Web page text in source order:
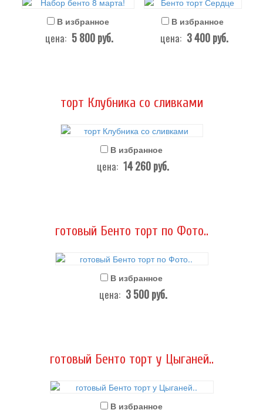
В избранное
цена: 5 800руб.
В избранное
цена: 3 400руб.
торт Клубника со сливками
В избранное
цена: 14 260руб.
готовый Бенто торт по Фото..
В избранное
цена: 3 500руб.
готовый Бенто торт у Цыганей..
В избранное